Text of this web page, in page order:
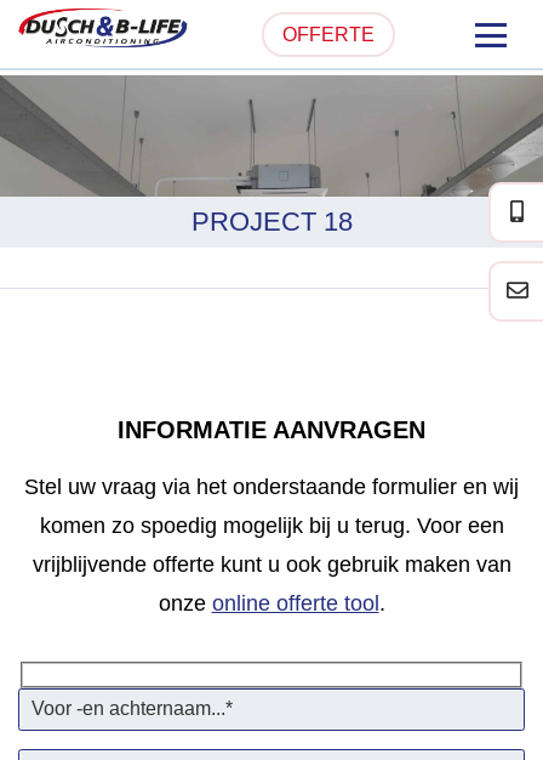
HOME
OVER ONS
SERVICE & ONDERHOUD
PROJECTEN
STORING MELDEN
AFSPRAAK MAKEN
OFFERTE
PROJECT 18
INFORMATIE AANVRAGEN
Stel uw vraag via het onderstaande formulier en wij
komen zo spoedig mogelijk bij u terug. Voor een
vrijblijvende offerte kunt u ook gebruik maken van
onze online offerte tool .